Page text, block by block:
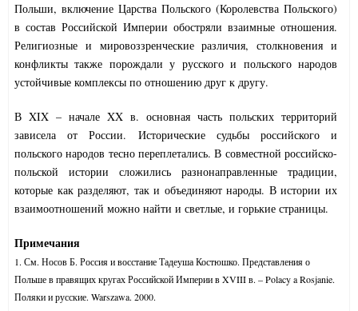
Польши, включение Царства Польского (Королевства Польского)
в состав Российской Империи обостряли взаимные отношения.
Религиозные и мировоззренческие различия, столкновения и
конфликты также порождали у русского и польского народов
устойчивые комплексы по отношению друг к другу.
В XIX – начале XX в. основная часть польских территорий
зависела от России. Исторические судьбы российского и
польского народов тесно переплетались. В совместной российско-
польской истории сложились разнонаправленные традиции,
которые как разделяют, так и объединяют народы. В истории их
взаимоотношений можно найти и светлые, и горькие страницы.
Примечания
1. См. Носов Б. Россия и восстание Тадеуша Костюшко. Представления о
Польше в правящих кругах Российской Империи в XVIII в. – Polacy a Rosjanie.
Поляки и русские. Warszawa. 2000.